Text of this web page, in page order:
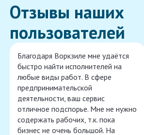
Отзывы наших
пользователей
Благодаря Воркзиле мне удаётся
быстро найти исполнителей на
любые виды работ. В сфере
предпринимательской
деятельности, ваш сервис
отличное подспорье. Мне не нужно
содержать рабочих, т.к. пока
бизнес не очень большой. На